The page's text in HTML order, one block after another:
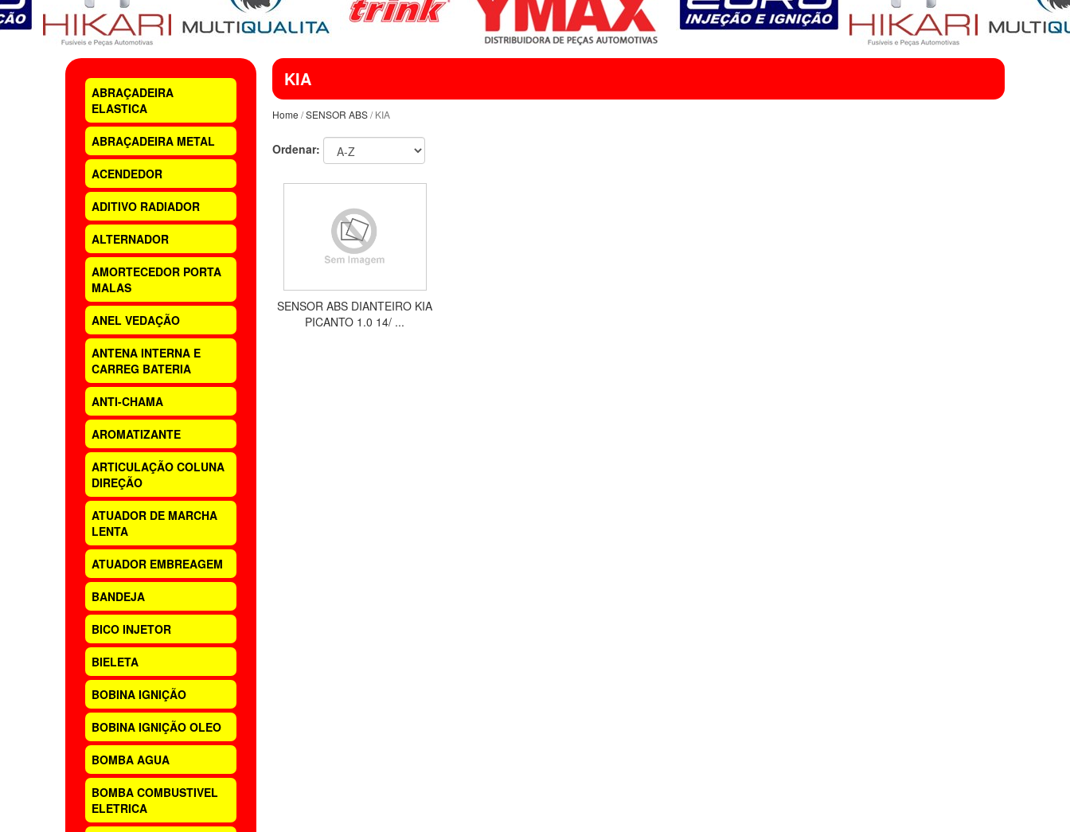
ABRAÇADEIRA
ELASTICA
ABRAÇADEIRA METAL
ACENDEDOR
ADITIVO RADIADOR
ALTERNADOR
AMORTECEDOR PORTA
MALAS
ANEL VEDAÇÃO
ANTENA INTERNA E
CARREG BATERIA
ANTI-CHAMA
AROMATIZANTE
ARTICULAÇÃO COLUNA
DIREÇÃO
ATUADOR DE MARCHA
LENTA
ATUADOR EMBREAGEM
BANDEJA
BICO INJETOR
BIELETA
BOBINA IGNIÇÃO
BOBINA IGNIÇÃO OLEO
BOMBA AGUA
BOMBA COMBUSTIVEL
ELETRICA
KIA
Home /SENSOR ABS/ KIA
Ordenar:
SENSOR ABS DIANTEIRO KIA
PICANTO 1.0 14/ ...